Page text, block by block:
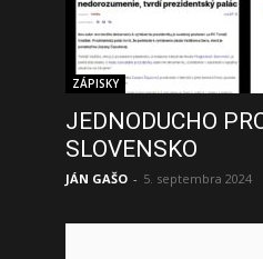
ZÁPISKY
JEDNODUCHO
SLOVENSKO
JÁN GAŠO - 5. septembra 2024